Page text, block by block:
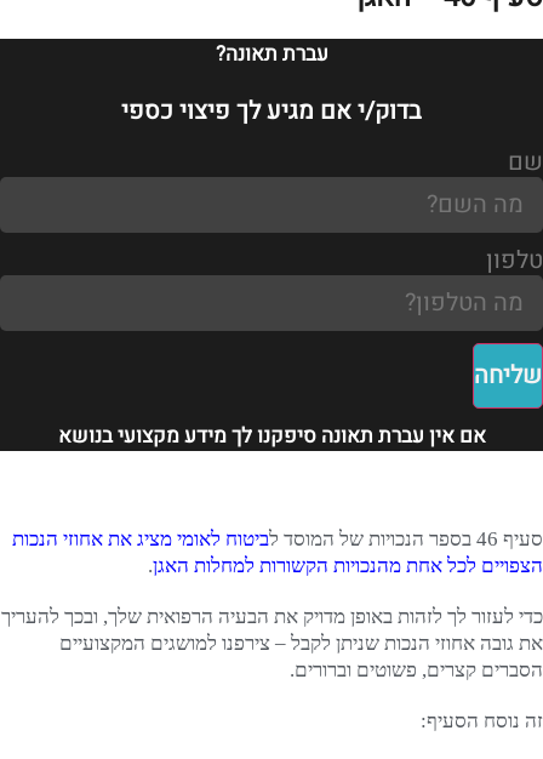
עברת תאונה?
בדוק/י אם מגיע לך פיצוי כספי
שם
טלפון
שליחה
אם אין עברת תאונה סיפקנו לך מידע מקצועי בנושא
סעיף 46 בספר הנכויות של המוסד ל
ביטוח לאומי מציג את אחוזי הנכות
הצפויים לכל אחת מהנכויות הקשורות למחלות האגן.
כדי לעזור לך לזהות באופן מדויק את הבעיה הרפואית שלך, ובכך להעריך
את גובה אחוזי הנכות שניתן לקבל – צירפנו למושגים המקצועיים
הסברים קצרים, פשוטים וברורים.
זה נוסח הסעיף: